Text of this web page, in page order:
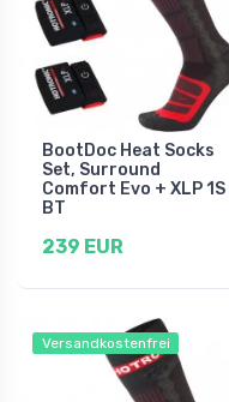
BootDoc Heat Socks
Set, Surround
Comfort Evo + XLP 1S
BT
239 EUR
Versandkostenfrei